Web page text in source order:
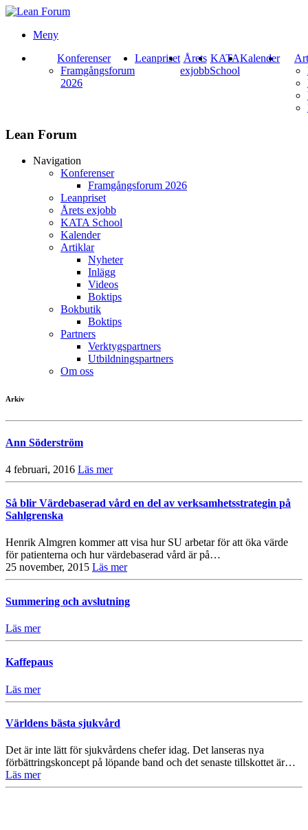
Meny
Konferenser
Framgångsforum
2026
Leanpriset Årets
exjobb
KATA
School
Kalender
Lean Forum
Navigation
Konferenser
Framgångsforum 2026
Leanpriset
Årets exjobb
KATA School
Kalender
Artiklar
Nyheter
Inlägg
Videos
Boktips
Bokbutik
Boktips
Partners
Verktygspartners
Utbildningspartners
Om oss
Arkiv
Ann Söderström
4 februari, 2016 Läs mer
Så blir Värdebaserad vård en del av verksamhetsstrategin på
Sahlgrenska
Henrik Almgren kommer att visa hur SU arbetar för att öka värde
för patienterna och hur värdebaserad vård är på…
25 november, 2015 Läs mer
Summering och avslutning
Läs mer
Kaffepaus
Läs mer
Världens bästa sjukvård
Det är inte lätt för sjukvårdens chefer idag. Det lanseras nya
förbättringskoncept på löpande band och det senaste tillskottet är…
Läs mer